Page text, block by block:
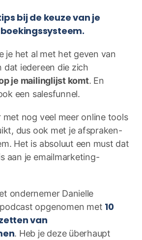
bij de keuze van je
je het al met het geven van
dat iedereen die zich
je mailinglijst komt. En
een salesfunnel.
met nog veel meer online tools
dus ook met je afspraken-
Het is absoluut een must dat
aan je emailmarketing-
ondernemer Danielle
opgenomen met 10
van
. Heb je deze überhaupt